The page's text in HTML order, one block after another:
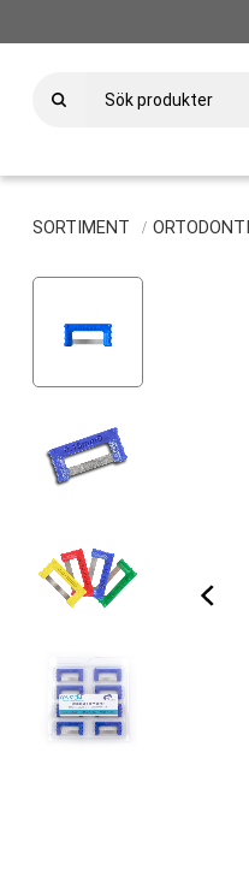
SORTIMENT ORTODONTI